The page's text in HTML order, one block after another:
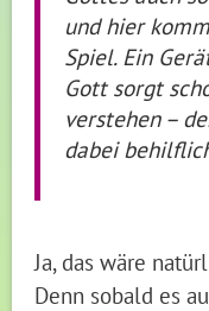
und hier
Spiel. Ein
Gott sorgt
verstehen –
dabei
Ja, das wäre
Denn sobald es